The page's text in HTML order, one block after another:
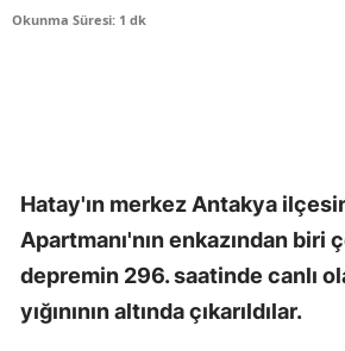
Okunma Süresi: 1 dk
Hatay'ın merkez Antakya
Apartmanı'nın enkazından biri
depremin 296. saatinde canlı
yığınının altında çıkarıldılar.